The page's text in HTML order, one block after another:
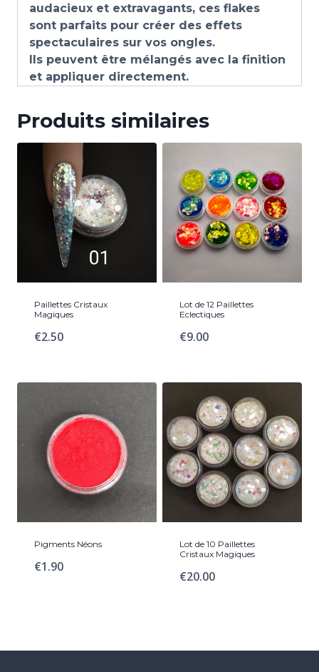
audacieux et extravagants, ces flakes
sont parfaits pour créer des effets
spectaculaires sur vos ongles.
Ils peuvent être mélangés avec la finition
et appliquer directement.
Produits similaires
Paillettes Cristaux
Magiques
€2.50
Lot de 12 Paillettes
Eclectiques
€9.00
Pigments Néons
€1.90
Lot de 10 Paillettes
Cristaux Magiques
€20.00